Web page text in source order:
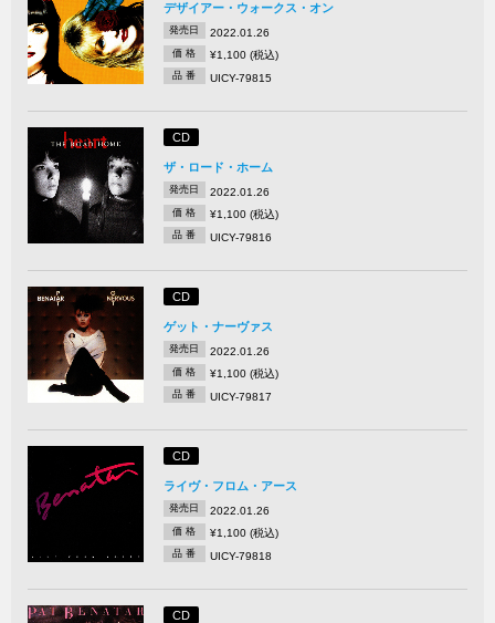
デザイアー・ウォークス・オン
発売日 2022.01.26
価 格 ¥1,100 (税込)
品 番 UICY-79815
CD
ザ・ロード・ホーム
発売日 2022.01.26
価 格 ¥1,100 (税込)
品 番 UICY-79816
CD
ゲット・ナーヴァス
発売日 2022.01.26
価 格 ¥1,100 (税込)
品 番 UICY-79817
CD
ライヴ・フロム・アース
発売日 2022.01.26
価 格 ¥1,100 (税込)
品 番 UICY-79818
CD